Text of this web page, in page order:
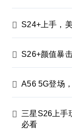
S24+上手，
S26+颜值暴
A56 5G登场
三星S26上手
必看